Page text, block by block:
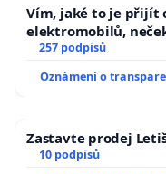
Vím, jaké to je přijít
elektromobilů,
zaveďme slyšitelná
257 podpisů
Oznámení o
Zastavte prodej
10 podpisů